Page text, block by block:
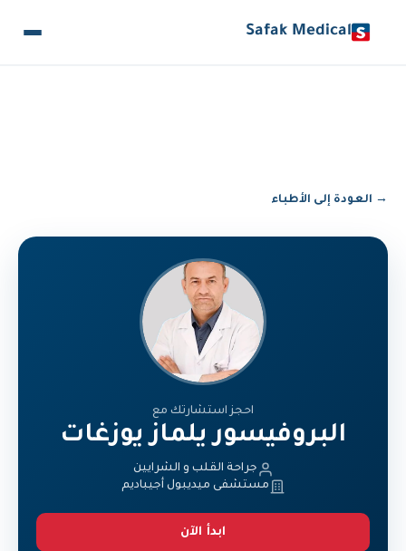
Safak Medical
→ العودة إلى الأطباء
احجز استشارتك مع
البروفيسور يلماز يوزغات
جراحة القلب و الشرايين
مستشفى ميديبول أجيباديم
ابدأ الآن